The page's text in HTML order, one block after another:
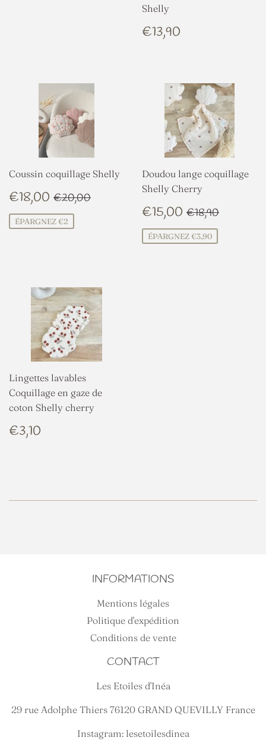
Shelly
PRIX
RÉGULIER
€13,90
Coussin coquillage Shelly
PRIX
RÉDUIT
€18,00 €18,00
PRIX RÉGULIER
€20,00
ÉPARGNEZ €2
Doudou lange coquillage
Shelly Cherry
PRIX
RÉDUIT
€15,00 €15,00
PRIX
€18,90
ÉPARGNEZ €3,90
Lingettes lavables
Coquillage en gaze de
coton Shelly cherry
PRIX
RÉGULIER
€3,10
INFORMATIONS
Mentions légales
Politique d'expédition
Conditions de vente
CONTACT
Les Etoiles d'Inéa
29 rue Adolphe Thiers 76120 GRAND QUEVILLY France
Instagram: lesetoilesdinea